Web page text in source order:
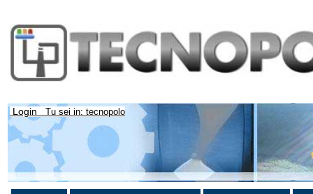
Login Tu sei in: tecnopolo